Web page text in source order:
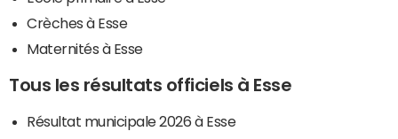
Crèches à Esse
Maternités à Esse
Tous les résultats officiels à Esse
Résultat municipale 2026 à Esse